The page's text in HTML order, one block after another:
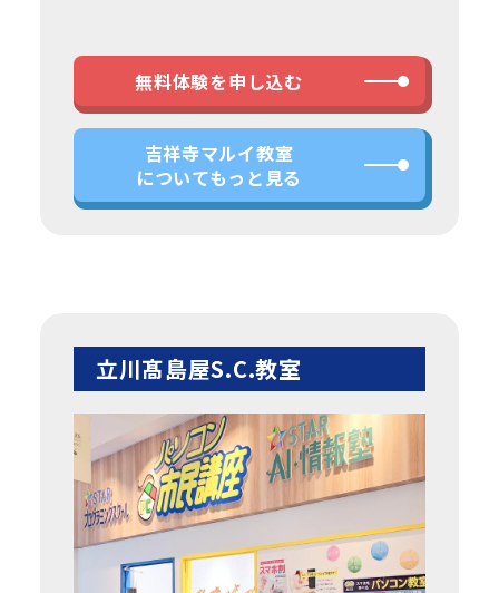
無料体験を申し込む
吉祥寺マルイ教室
についてもっと見る
立川髙島屋S.C.教室